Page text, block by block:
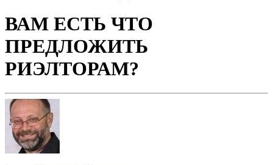
ВАМ ЕСТЬ ЧТО
ПРЕДЛОЖИТЬ
РИЭЛТОРАМ?